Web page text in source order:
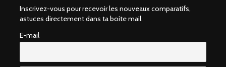
Inscrivez-vous pour recevoir les nouveaux comparatifs,
astuces directement dans ta boite mail.
E-mail